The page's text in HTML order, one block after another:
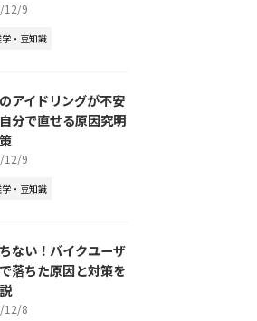
12/9
・豆知識
アイドリングが不安
分で直せる原因究明
12/9
・豆知識
ない！バイクユーザ
落ちた原因と対策を
12/8